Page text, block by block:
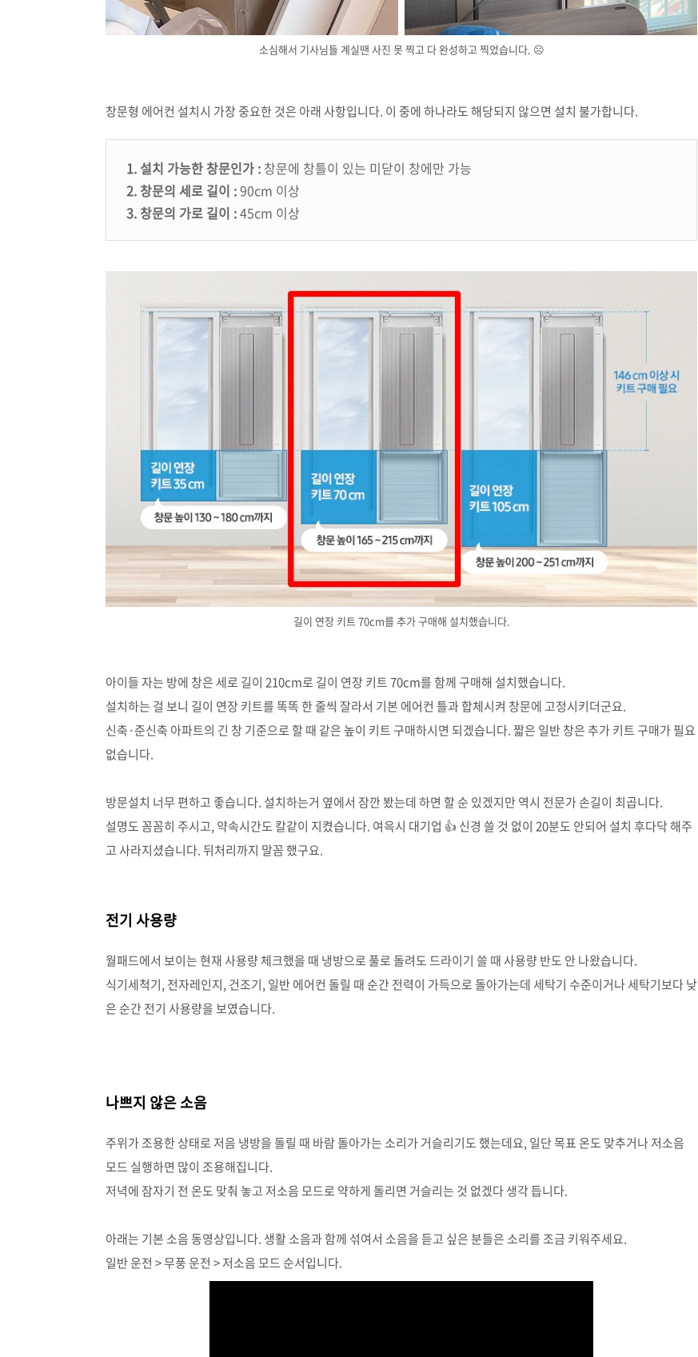
소심해서 기사님들 계실땐 사진 못 찍고 다 완성하고 찍었습니다. ☹️
창문형 에어컨 설치시 가장 중요한 것은 아래 사항입니다. 이 중에 하나라도 해당되지 않으면 설치 불가합니다.
1. 설치 가능한 창문인가 : 창문에 창틀이 있는 미닫이 창에만 가능
2. 창문의 세로 길이 :90cm 이상
3. 창문의 가로 길이 :45cm 이상
길이 연장 키트 70cm를 추가 구매해 설치했습니다.
아이들 자는 방에 창은 세로 길이 210cm로 길이 연장 키트 70cm를 함께 구매해 설치했습니다.
설치하는 걸 보니 길이 연장 키트를 똑똑 한 줄씩 잘라서 기본 에어컨 틀과 합체시켜 창문에 고정시키더군요.
신축·준신축 아파트의 긴 창 기준으로 할 때 같은 높이 키트 구매하시면 되겠습니다. 짧은 일반 창은 추가 키트 구매가 필요
없습니다.
방문설치 너무 편하고 좋습니다. 설치하는거 옆에서 잠깐 봤는데 하면 할 순 있겠지만 역시 전문가 손길이 최곱니다.
설명도 꼼꼼히 주시고, 약속시간도 칼같이 지켰습니다. 여윽시 대기업 👍 신경 쓸 것 없이 20분도 안되어 설치 후다닥 해주
고 사라지셨습니다. 뒤처리까지 말꼼 했구요.
전기 사용량
월패드에서 보이는 현재 사용량 체크했을 때 냉방으로 풀로 돌려도 드라이기 쓸 때 사용량 반도 안 나왔습니다.
식기세척기, 전자레인지, 건조기, 일반 에어컨 돌릴 때 순간 전력이 가득으로 돌아가는데 세탁기 수준이거나 세탁기보다 낮
은 순간 전기 사용량을 보였습니다.
나쁘지 않은 소음
주위가 조용한 상태로 저음 냉방을 돌릴 때 바람 돌아가는 소리가 거슬리기도 했는데요, 일단 목표 온도 맞추거나 저소음
모드 실행하면 많이 조용해집니다.
저녁에 잠자기 전 온도 맞춰 놓고 저소음 모드로 약하게 돌리면 거슬리는 것 없겠다 생각 듭니다.
아래는 기본 소음 동영상입니다. 생활 소음과 함께 섞여서 소음을 듣고 싶은 분들은 소리를 조금 키워주세요.
일반 운전 > 무풍 운전 > 저소음 모드 순서입니다.